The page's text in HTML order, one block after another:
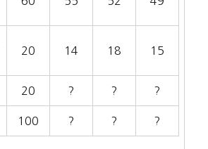
20 14 18 15
20 ? ? ?
100 ? ? ?